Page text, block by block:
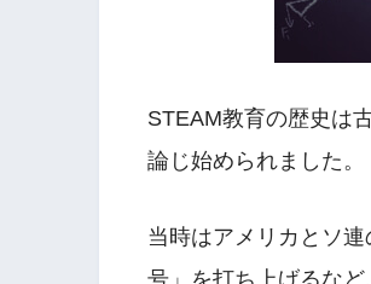
STEAM教育の歴史は
論じ始められました。
当時はアメリカとソ
号」を打ち上げるなど